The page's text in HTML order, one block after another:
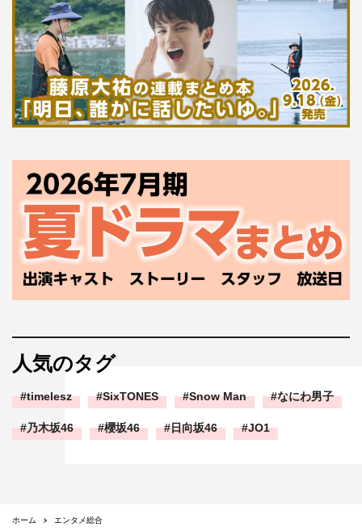
人気のタグ
timelesz SixTONES Snow Man なにわ男子
乃木坂46 櫻坂46 日向坂46 JO1
ホーム
エンタメ総合